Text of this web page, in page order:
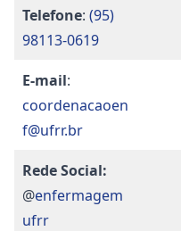
Telefone: (95)
98113-0619
E-mail:
coordenacaoen
f@ufrr.br
Rede Social:
@enfermagem
ufrr